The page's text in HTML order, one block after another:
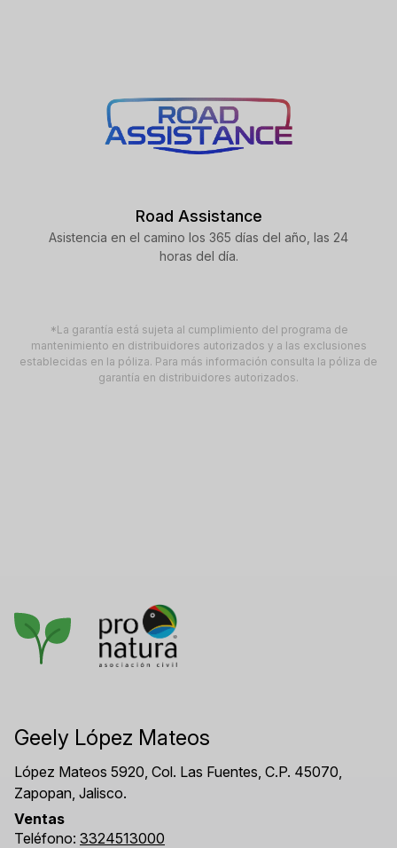
Road Assistance
Asistencia en el camino los 365 días del año, las 24
horas del día.
*La garantía está sujeta al cumplimiento del programa de
mantenimiento en distribuidores autorizados y a las exclusiones
establecidas en la póliza. Para más información consulta la póliza de
garantía en distribuidores autorizados.
Geely López Mateos
López Mateos 5920, Col. Las Fuentes, C.P. 45070,
Zapopan, Jalisco.
Ventas
Teléfono: 3324513000